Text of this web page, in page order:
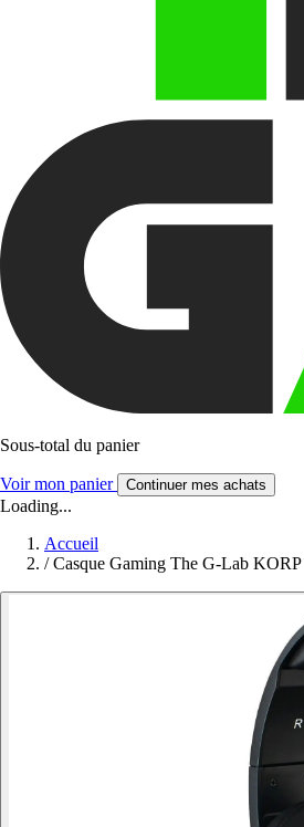
Sous-total du panier
Voir mon panier Continuer mes achats
Loading...
Accueil
/ Casque Gaming The G-Lab